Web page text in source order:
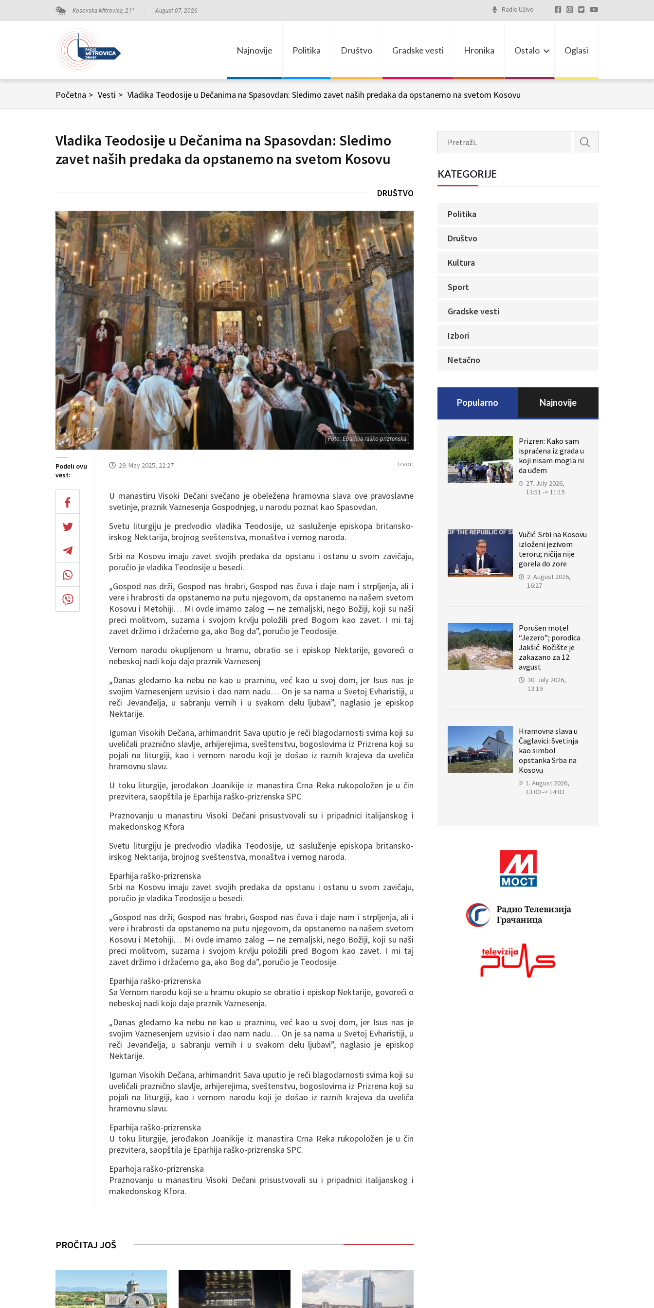
Kosovska Mitrovica, 21 ° August 07, 2026 Radio Uživo
Najnovije Politika Društvo Gradske vesti Hronika Ostalo Oglasi
Početna > Vesti > Vladika Teodosije u Dečanima na Spasovdan: Sledimo zavet naših predaka da opstanemo na svetom Kosovu
Vladika Teodosije u Dečanima na Spasovdan: Sledimo
zavet naših predaka da opstanemo na svetom Kosovu
DRUŠTVO
Foto: Eparhija raško-prizrenska
Podeli ovu
vest:
29. May 2025, 22:27 Izvor:
U manastiru Visoki Dečani svečano je obeležena hramovna slava ove pravoslavne
svetinje, praznik Vaznesenja Gospodnjeg, u narodu poznat kao Spasovdan.
Svetu liturgiju je predvodio vladika Teodosije, uz sasluženje episkopa britansko-
irskog Nektarija, brojnog sveštenstva, monaštva i vernog naroda.
Srbi na Kosovu imaju zavet svojih predaka da opstanu i ostanu u svom zavičaju,
poručio je vladika Teodosije u besedi.
„Gospod nas drži, Gospod nas hrabri, Gospod nas čuva i daje nam i strpljenja, ali i
vere i hrabrosti da opstanemo na putu njegovom, da opstanemo na našem svetom
Kosovu i Metohiji… Mi ovde imamo zalog — ne zemaljski, nego Božiji, koji su naši
preci molitvom, suzama i svojom krvlju položili pred Bogom kao zavet. I mi taj
zavet držimo i držaćemo ga, ako Bog da”, poručio je Teodosije.
Vernom narodu okupljenom u hramu, obratio se i episkop Nektarije, govoreći o
nebeskoj nadi koju daje praznik Vaznesenj
„Danas gledamo ka nebu ne kao u prazninu, već kao u svoj dom, jer Isus nas je
svojim Vaznesenjem uzvisio i dao nam nadu… On je sa nama u Svetoj Evharistiji, u
reči Jevanđelja, u sabranju vernih i u svakom delu ljubavi”, naglasio je episkop
Nektarije.
Iguman Visokih Dečana, arhimandrit Sava uputio je reči blagodarnosti svima koji su
uveličali praznično slavlje, arhijerejima, sveštenstvu, bogoslovima iz Prizrena koji su
pojali na liturgiji, kao i vernom narodu koji je došao iz raznih krajeva da uveliča
hramovnu slavu.
U toku liturgije, jerođakon Joanikije iz manastira Crna Reka rukopoložen je u čin
prezvitera, saopštila je Eparhija raško-prizrenska SPC
Praznovanju u manastiru Visoki Dečani prisustvovali su i pripadnici italijanskog i
makedonskog Kfora
Svetu liturgiju je predvodio vladika Teodosije, uz sasluženje episkopa britansko-
irskog Nektarija, brojnog sveštenstva, monaštva i vernog naroda.
Eparhija raško-prizrenska
Srbi na Kosovu imaju zavet svojih predaka da opstanu i ostanu u svom zavičaju,
poručio je vladika Teodosije u besedi.
„Gospod nas drži, Gospod nas hrabri, Gospod nas čuva i daje nam i strpljenja, ali i
vere i hrabrosti da opstanemo na putu njegovom, da opstanemo na našem svetom
Kosovu i Metohiji… Mi ovde imamo zalog — ne zemaljski, nego Božiji, koji su naši
preci molitvom, suzama i svojom krvlju položili pred Bogom kao zavet. I mi taj
zavet držimo i držaćemo ga, ako Bog da”, poručio je Teodosije.
Eparhija raško-prizrenska
Sa Vernom narodu koji se u hramu okupio se obratio i episkop Nektarije, govoreći o
nebeskoj nadi koju daje praznik Vaznesenja.
„Danas gledamo ka nebu ne kao u prazninu, već kao u svoj dom, jer Isus nas je
svojim Vaznesenjem uzvisio i dao nam nadu… On je sa nama u Svetoj Evharistiji, u
reči Jevanđelja, u sabranju vernih i u svakom delu ljubavi”, naglasio je episkop
Nektarije.
Iguman Visokih Dečana, arhimandrit Sava uputio je reči blagodarnosti svima koji su
uveličali praznično slavlje, arhijerejima, sveštenstvu, bogoslovima iz Prizrena koji su
pojali na liturgiji, kao i vernom narodu koji je došao iz raznih krajeva da uveliča
hramovnu slavu.
Eparhija raško-prizrenska
U toku liturgije, jerođakon Joanikije iz manastira Crna Reka rukopoložen je u čin
prezvitera, saopštila je Eparhija raško-prizrenska SPC.
Eparhoja raško-prizrenska
Praznovanju u manastiru Visoki Dečani prisustvovali su i pripadnici italijanskog i
makedonskog Kfora.
PROČITAJ JOŠ
KATEGORIJE
Politika
Društvo
Kultura
Sport
Gradske vesti
Izbori
Netačno
Popularno Najnovije
Prizren: Kako sam
ispraćena iz grada u
koji nisam mogla ni
da uđem
27. July 2026,
13:51 -> 11:15
Vučić: Srbi na Kosovu
izloženi jezivom
teroru; ničija nije
gorela do zore
2. August 2026,
16:27
Porušen motel
“Jezero”; porodica
Jakšić: Ročište je
zakazano za 12.
avgust
30. July 2026,
13:19
Hramovna slava u
Čaglavici: Svetinja
kao simbol
opstanka Srba na
Kosovu
1. August 2026,
13:00 -> 14:03